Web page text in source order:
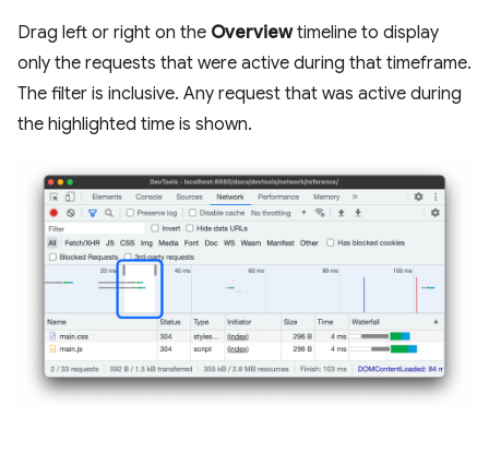
Drag left or right on the Overviewtimeline to display
only the requests that were active during that timeframe.
The filter is inclusive. Any request that was active during
the highlighted time is shown.